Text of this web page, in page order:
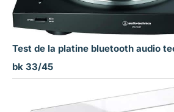
Test de la platine bluetooth audio
bk 33/45